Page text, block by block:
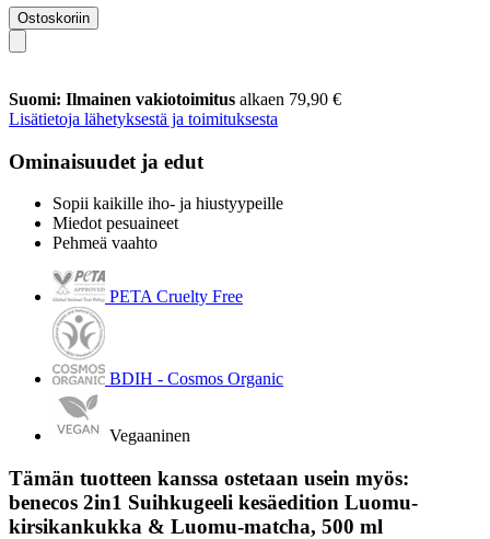
Ostoskoriin
Suomi: Ilmainen vakiotoimitus alkaen 79,90 €
Lisätietoja lähetyksestä ja toimituksesta
Ominaisuudet ja edut
Sopii kaikille iho- ja hiustyypeille
Miedot pesuaineet
Pehmeä vaahto
PETA Cruelty Free
BDIH - Cosmos Organic
Vegaaninen
Tämän tuotteen kanssa ostetaan usein myös:
benecos 2in1 Suihkugeeli kesäedition Luomu-
kirsikankukka & Luomu-matcha, 500 ml